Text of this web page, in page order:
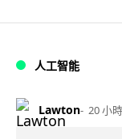
人工智能
Lawton 20 小時